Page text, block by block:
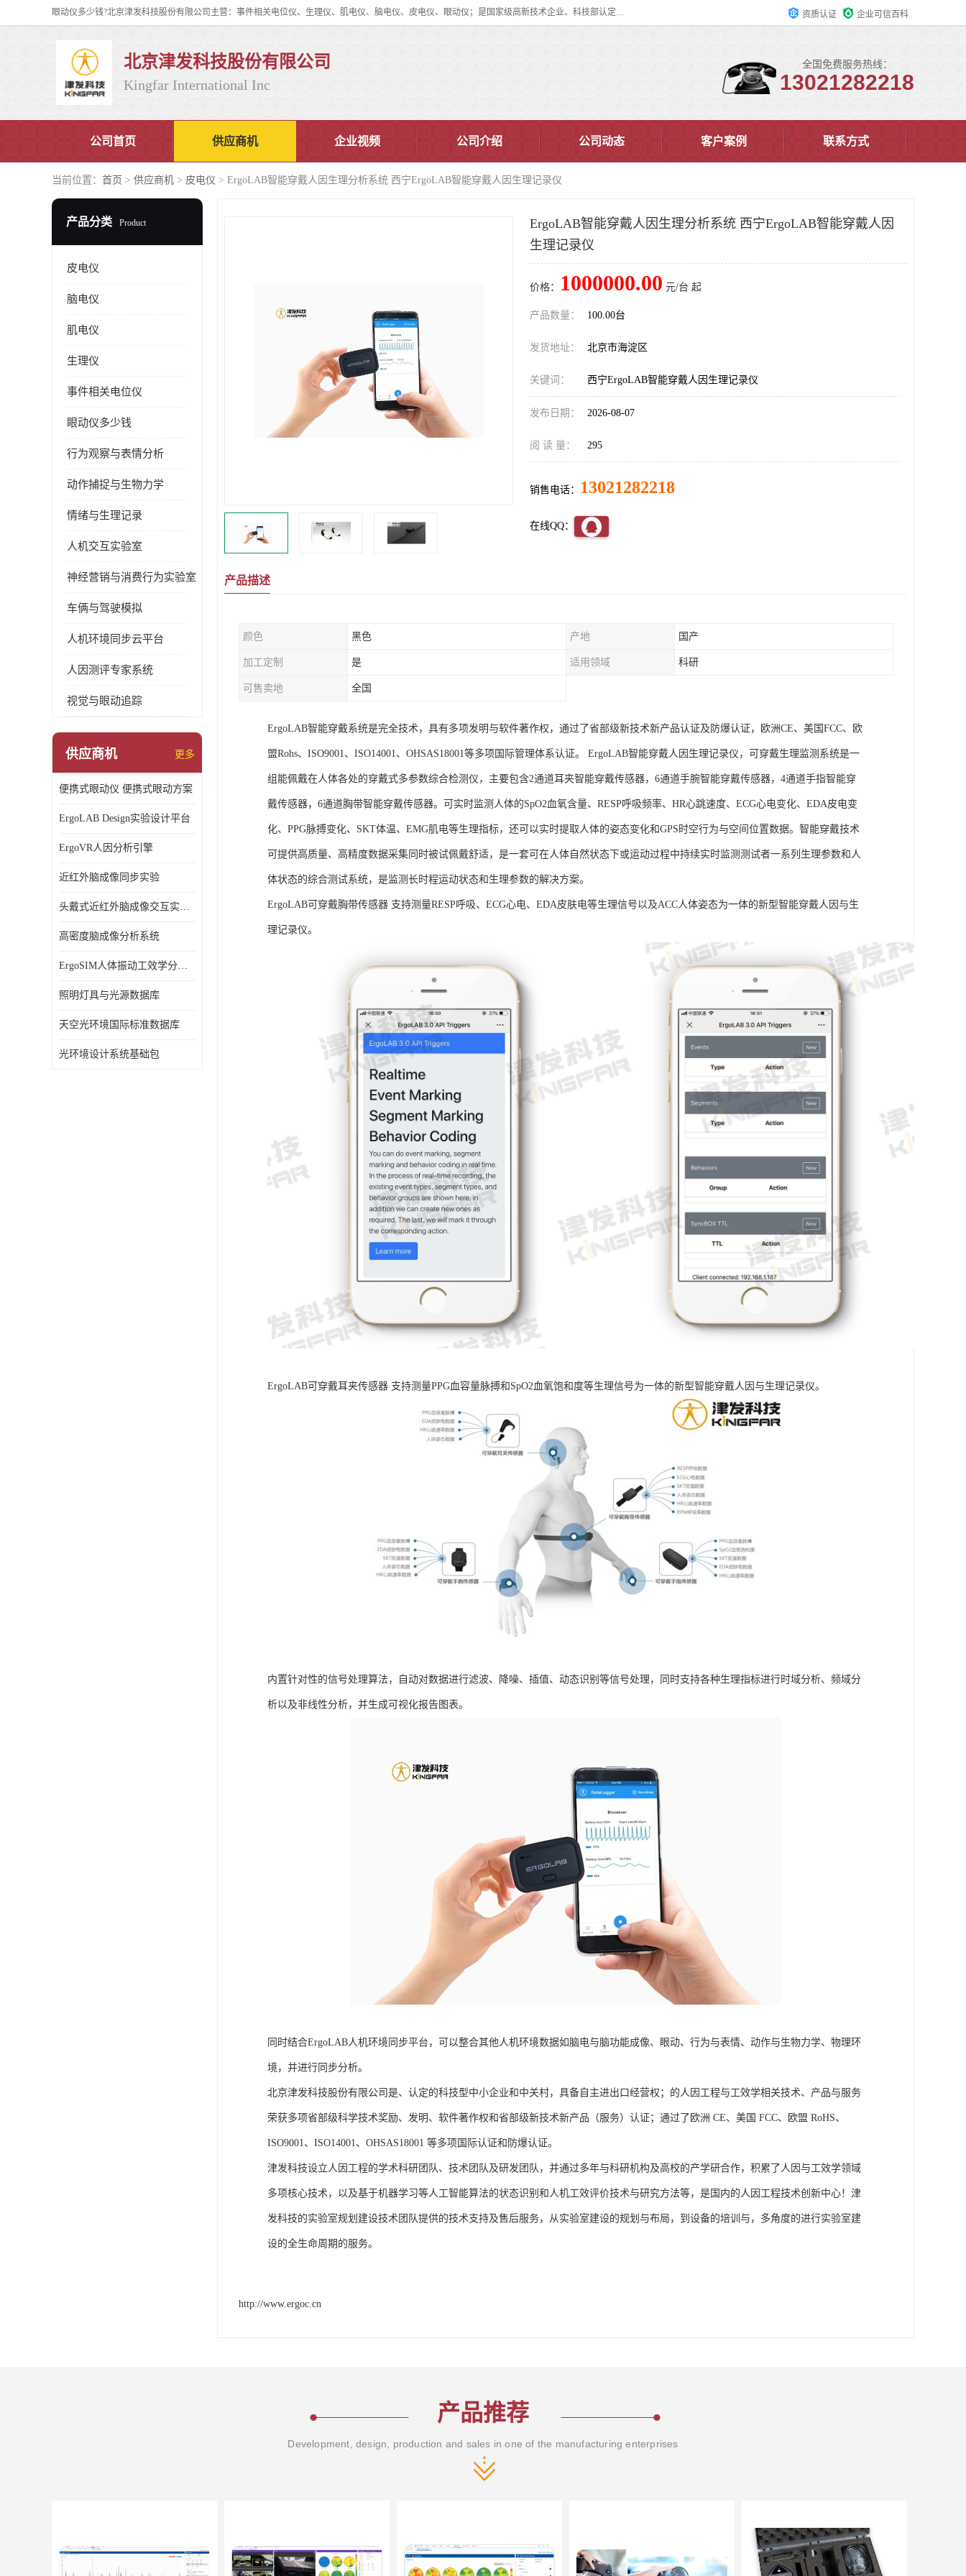
眼动仪多少钱?北京津发科技股份有限公司主营：事件相关电位仪、生理仪、肌电仪、脑电仪、皮电仪、眼动仪；是国家级高新技术企业、科技部认定的科技型中小企业和中关村高新技术企业，具备保密资格，具备自主进出口经营权；自主研发技术、产品与服务荣获多项省部级科学技术奖励、国家发明专利、国家软件著作权和省部级新技术新产品（服务）认证。 资质认证 企业可信百科
北京津发科技股份有限公司
Kingfar International Inc
全国免费服务热线：
13021282218
公司首页 供应商机 企业视频 公司介绍 公司动态 客户案例 联系方式
当前位置： 首页 > 供应商机 > 皮电仪 > ErgoLAB智能穿戴人因生理分析系统 西宁ErgoLAB智能穿戴人因生理记录仪
产品分类 Product
皮电仪
脑电仪
肌电仪
生理仪
事件相关电位仪
眼动仪多少钱
行为观察与表情分析
动作捕捉与生物力学
情绪与生理记录
人机交互实验室
神经营销与消费行为实验室
车俩与驾驶模拟
人机环境同步云平台
人因测评专家系统
视觉与眼动追踪
供应商机 更多
便携式眼动仪 便携式眼动方案
ErgoLAB Design实验设计平台
ErgoVR人因分析引擎
近红外脑成像同步实验
头戴式近红外脑成像交互实验室
高密度脑成像分析系统
ErgoSIM人体振动工效学分析系统
照明灯具与光源数据库
天空光环境国际标准数据库
光环境设计系统基础包
ErgoLAB智能穿戴人因生理分析系统 西宁ErgoLAB智能穿戴人因
生理记录仪
价格： 1000000.00 元/台 起
产品数量： 100.00台
发货地址： 北京市海淀区
关键词： 西宁ErgoLAB智能穿戴人因生理记录仪
发布日期： 2026-08-07
阅 读 量： 295
销售电话： 13021282218
在线QQ：
产品描述
颜色 黑色 产地 国产
加工定制 是 适用领域 科研
可售卖地 全国
ErgoLAB智能穿戴系统是完全技术，具有多项发明与软件著作权，通过了省部级新技术新产品认证及防爆认证，欧洲CE、美国FCC、欧
盟Rohs、ISO9001、ISO14001、OHSAS18001等多项国际管理体系认证。 ErgoLAB智能穿戴人因生理记录仪，可穿戴生理监测系统是一
组能佩戴在人体各处的穿戴式多参数综合检测仪，主要包含2通道耳夹智能穿戴传感器，6通道手腕智能穿戴传感器，4通道手指智能穿
戴传感器，6通道胸带智能穿戴传感器。可实时监测人体的SpO2血氧含量、RESP呼吸频率、HR心跳速度、ECG心电变化、EDA皮电变
化、PPG脉搏变化、SKT体温、EMG肌电等生理指标，还可以实时提取人体的姿态变化和GPS时空行为与空间位置数据。智能穿戴技术
可提供高质量、高精度数据采集同时被试佩戴舒适，是一套可在人体自然状态下或运动过程中持续实时监测测试者一系列生理参数和人
体状态的综合测试系统，是监测长时程运动状态和生理参数的解决方案。
ErgoLAB可穿戴胸带传感器 支持测量RESP呼吸、ECG心电、EDA皮肤电等生理信号以及ACC人体姿态为一体的新型智能穿戴人因与生
理记录仪。
ErgoLAB可穿戴耳夹传感器 支持测量PPG血容量脉搏和SpO2血氧饱和度等生理信号为一体的新型智能穿戴人因与生理记录仪。
内置针对性的信号处理算法，自动对数据进行滤波、降噪、插值、动态识别等信号处理，同时支持各种生理指标进行时域分析、频域分
析以及非线性分析，并生成可视化报告图表。
同时结合ErgoLAB人机环境同步平台，可以整合其他人机环境数据如脑电与脑功能成像、眼动、行为与表情、动作与生物力学、物理环
境，并进行同步分析。
北京津发科技股份有限公司是、认定的科技型中小企业和中关村，具备自主进出口经营权；的人因工程与工效学相关技术、产品与服务
荣获多项省部级科学技术奖励、发明、软件著作权和省部级新技术新产品（服务）认证；通过了欧洲 CE、美国 FCC、欧盟 RoHS、
ISO9001、ISO14001、OHSAS18001 等多项国际认证和防爆认证。
津发科技设立人因工程的学术科研团队、技术团队及研发团队，并通过多年与科研机构及高校的产学研合作，积累了人因与工效学领域
多项核心技术，以及基于机器学习等人工智能算法的状态识别和人机工效评价技术与研究方法等，是国内的人因工程技术创新中心！津
发科技的实验室规划建设技术团队提供的技术支持及售后服务，从实验室建设的规划与布局，到设备的培训与，多角度的进行实验室建
设的全生命周期的服务。
http://www.ergoc.cn
产品推荐
Development, design, production and sales in one of the manufacturing enterprises